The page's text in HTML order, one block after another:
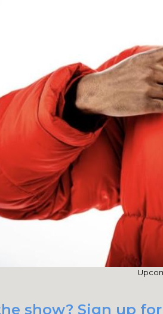
show? Sign up